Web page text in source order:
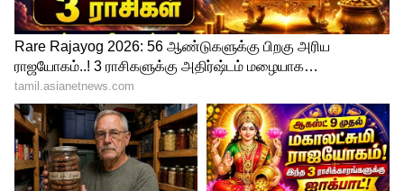
வாழ்த்து தெரிவித்துள்ளார்.